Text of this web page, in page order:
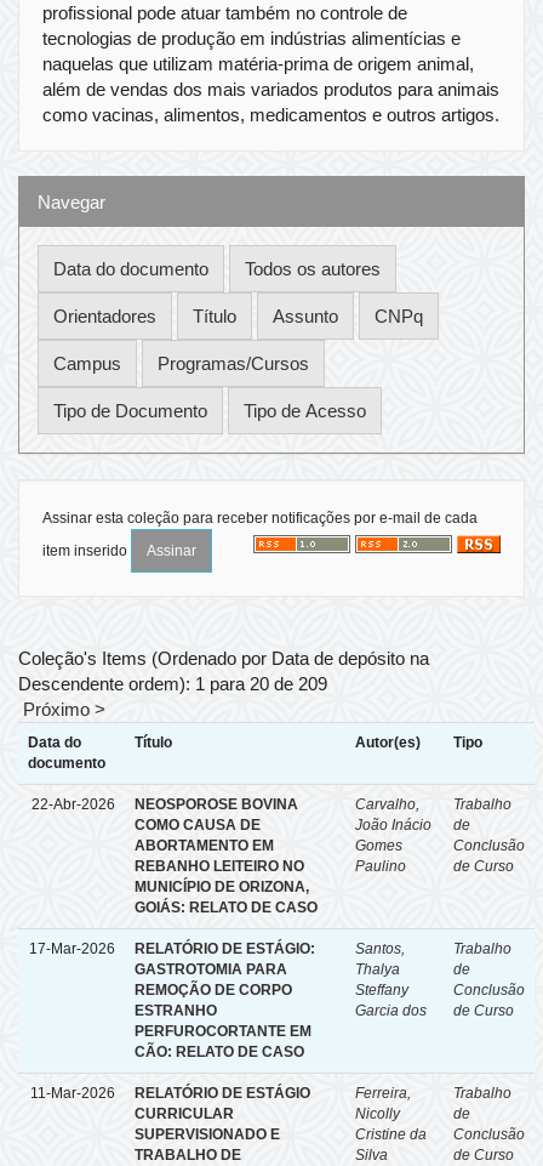
profissional pode atuar também no controle de
tecnologias de produção em indústrias alimentícias e
naquelas que utilizam matéria-prima de origem animal,
além de vendas dos mais variados produtos para animais
como vacinas, alimentos, medicamentos e outros artigos.
Navegar
Assinar esta coleção para receber notificações por e-mail de cada
item inserido
Coleção's Items (Ordenado por Data de depósito na
Descendente ordem): 1 para 20 de 209
Próximo >
Data do
documento
Título Autor(es) Tipo
22-Abr-2026
NEOSPOROSE BOVINA
COMO CAUSA DE
ABORTAMENTO EM
REBANHO LEITEIRO NO
MUNICÍPIO DE ORIZONA,
GOIÁS: RELATO DE CASO
Carvalho,
João Inácio
Gomes
Paulino
Trabalho
de
Conclusão
de Curso
17-Mar-2026
RELATÓRIO DE ESTÁGIO:
GASTROTOMIA PARA
REMOÇÃO DE CORPO
ESTRANHO
PERFUROCORTANTE EM
CÃO: RELATO DE CASO
Santos,
Thalya
Steffany
Garcia dos
Trabalho
de
Conclusão
de Curso
11-Mar-2026
RELATÓRIO DE ESTÁGIO
CURRICULAR
SUPERVISIONADO E
TRABALHO DE
Ferreira,
Nicolly
Cristine da
Silva
Trabalho
de
Conclusão
de Curso